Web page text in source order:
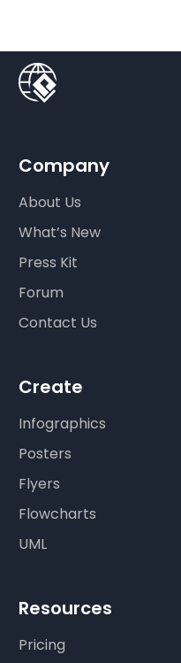
Company
About Us
What’s New
Press Kit
Forum
Contact Us
Create
Infographics
Posters
Flyers
Flowcharts
UML
Resources
Pricing